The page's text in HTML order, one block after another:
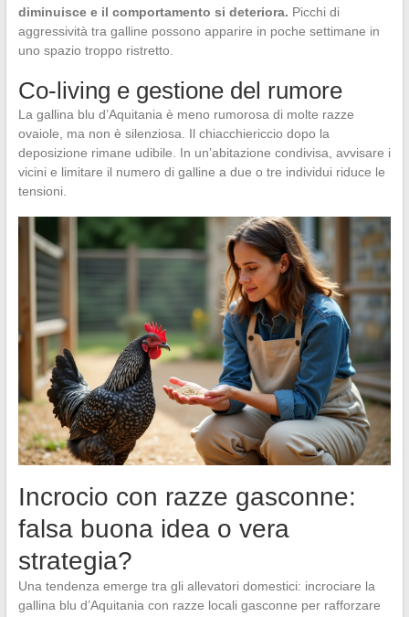
diminuisce e il comportamento si deteriora. Picchi di
aggressività tra galline possono apparire in poche settimane in
uno spazio troppo ristretto.
Co-living e gestione del rumore
La gallina blu d’Aquitania è meno rumorosa di molte razze
ovaiole, ma non è silenziosa. Il chiacchiericcio dopo la
deposizione rimane udibile. In un’abitazione condivisa, avvisare i
vicini e limitare il numero di galline a due o tre individui riduce le
tensioni.
Incrocio con razze gasconne:
falsa buona idea o vera
strategia?
Una tendenza emerge tra gli allevatori domestici: incrociare la
gallina blu d’Aquitania con razze locali gasconne per rafforzare